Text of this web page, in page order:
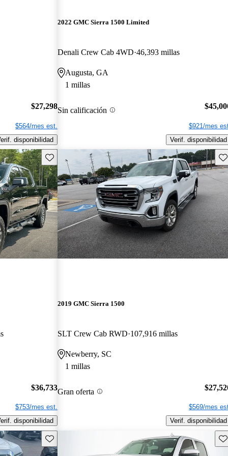
$27,298
$564/mes est.
disponibilidad
2022 GMC Sierra 1500 Limited
Denali Crew Cab 4WD 46,393 millas
Augusta, GA
1 millas
Sin calificación
$921/mes
Verif. disponibilidad
Guarda este Aviso
$36,733
$753/mes est.
disponibilidad
2019 GMC Sierra 1500
SLT Crew Cab RWD 107,916 millas
Newberry, SC
1 millas
Gran oferta
$569/mes
Verif. disponibilidad
Guarda este Aviso